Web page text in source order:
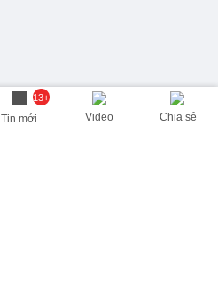
13+
Tin mới Video Chia sẻ